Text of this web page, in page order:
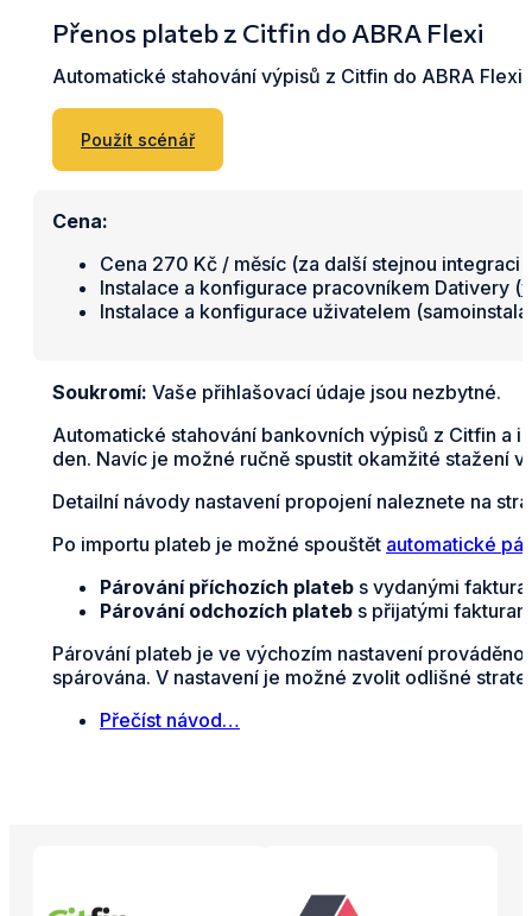
Přenos plateb z Citfin do ABRA Flexi
Automatické stahování výpisů z Citfin do ABRA Flexi.
Použít scénář
Cena:
Cena 270 Kč / měsíc (za další stejnou integraci
Instalace a konfigurace pracovníkem Dativery (
Instalace a konfigurace uživatelem
Soukromí: Vaše přihlašovací údaje jsou nezbytné.
Automatické stahování bankovních výpisů z Citfin a
den. Navíc je možné ručně spustit okamžité stažení
Detailní návody nastavení propojení naleznete na
Po importu plateb je možné spouštět automatické
Párování příchozích plateb s vydanými
Párování odchozích plateb s přijatými
Párování plateb je ve výchozím nastavení
spárována. V nastavení je možné zvolit odlišné
Přečíst návod…